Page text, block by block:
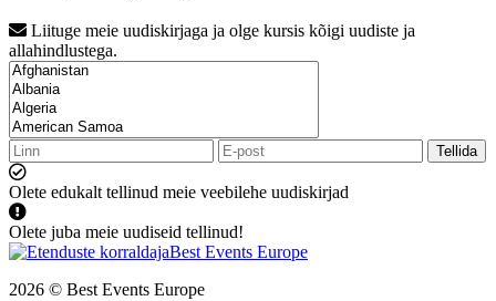
Liituge meie uudiskirjaga ja olge kursis kõigi uudiste ja
allahindlustega.
Tellida
Olete edukalt tellinud meie veebilehe uudiskirjad
Olete juba meie uudiseid tellinud!
2026 © Best Events Europe